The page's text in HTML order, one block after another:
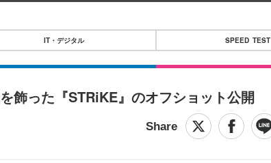
ジタルTOP
IT・デジタル SPEED TEST
飾った『STRiKE』のオフショット公開